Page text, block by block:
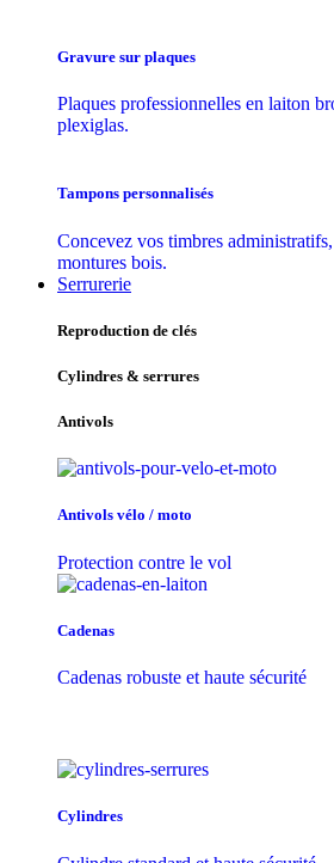
Gravure sur plaques
Plaques professionnelles en laiton
plexiglas.
Tampons personnalisés
Concevez vos timbres
montures bois.
Serrurerie
Reproduction de clés
Cylindres & serrures
Antivols
Antivols vélo / moto
Protection contre le vol
Cadenas
Cadenas robuste et haute sécurité
Cylindres